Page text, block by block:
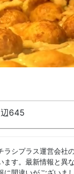
645
ラシプラス運営会社
ます。最新情報と異